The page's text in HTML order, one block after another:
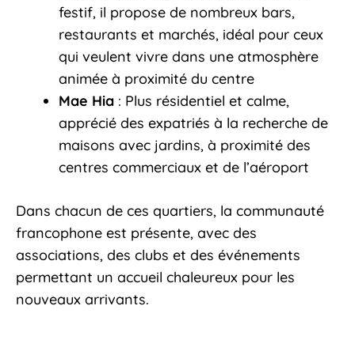
festif, il propose de nombreux bars,
restaurants et marchés, idéal pour ceux
qui veulent vivre dans une atmosphère
animée à proximité du centre
Mae Hia : Plus résidentiel et calme,
apprécié des expatriés à la recherche de
maisons avec jardins, à proximité des
centres commerciaux et de l’aéroport
Dans chacun de ces quartiers, la communauté
francophone est présente, avec des
associations, des clubs et des événements
permettant un accueil chaleureux pour les
nouveaux arrivants.